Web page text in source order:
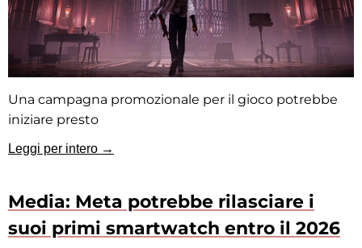
Una campagna promozionale per il gioco potrebbe
iniziare presto
Leggi per intero →
Media: Meta potrebbe rilasciare i
suoi primi smartwatch entro il 2026